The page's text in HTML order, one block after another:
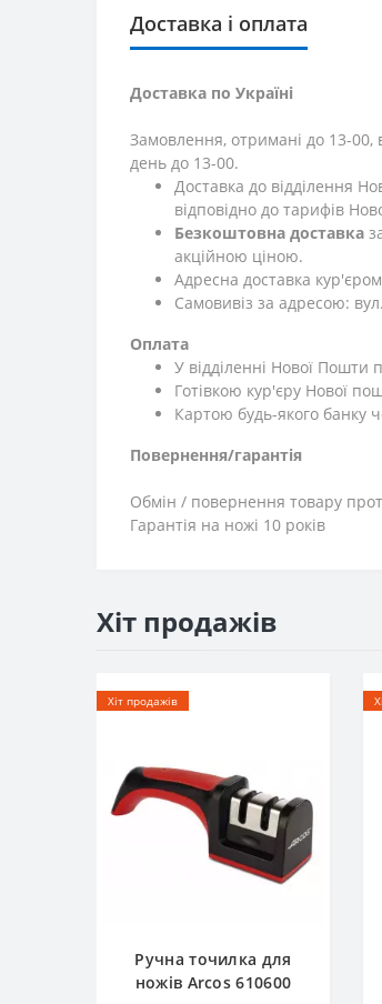
Доставка і оплата
Доставка по Україні
Замовлення, отримані до 13-00,
день до 13-00.
Доставка до відділення
відповідно до тарифів
Безкоштовна доставка
акційною ціною.
Адресна доставка
Самовивіз за адресою:
Оплата
У відділенні Нової Пошти
Готівкою кур'єру Нової
Картою будь-якого банку
Повернення/гарантія
Обмін / повернення товару
Гарантія на ножі 10 років
Хіт продажів
Хіт продажів
Ручна точилка для
ножів Arcos 610600